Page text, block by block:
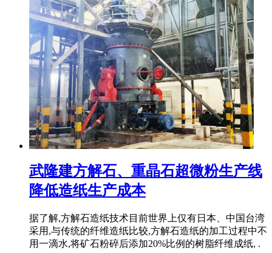
武隆建方解石、重晶石超微粉生产线
降低造纸生产成本
据了解,方解石造纸技术目前世界上仅有日本、中国台湾
采用,与传统的纤维造纸比较,方解石造纸的加工过程中不
用一滴水,将矿石粉碎后添加20%比例的树脂纤维成纸, .